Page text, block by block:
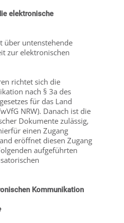
elektronische
über untenstehende
zur elektronischen
richtet sich die
nach § 3a des
für das Land
NRW). Danach ist die
Dokumente zulässig,
einen Zugang
eröffnet diesen Zugang
aufgeführten
Kommunikation